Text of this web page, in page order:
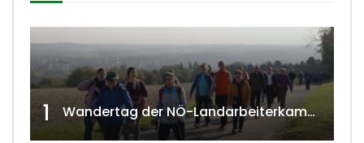
1 Wandertag der NÖ-Landarbeiterkammer in Hollabrunn 2024